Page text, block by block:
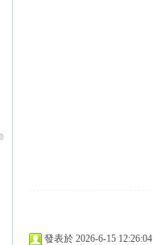
發表於 2026-6-15 12:26:04